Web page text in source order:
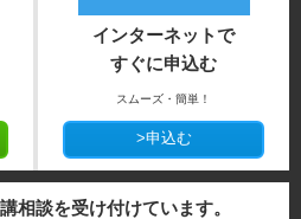
インターネットで
すぐに申込む
スムーズ・簡単！
>申込む
相談を受け付けています。